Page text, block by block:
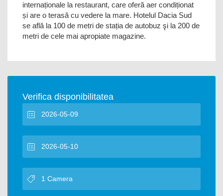
internaționale la restaurant, care oferă aer condiționat
și are o terasă cu vedere la mare. Hotelul Dacia Sud
se află la 100 de metri de stația de autobuz şi la 200 de
metri de cele mai apropiate magazine.
Verifica disponibilitatea